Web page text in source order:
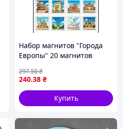
Набор магнитов "Города
Европы" 20 магнитов
240.38 ₴
297.50₴
Купить